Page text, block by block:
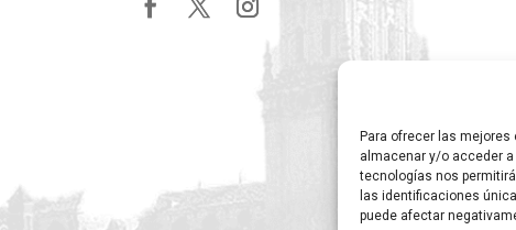
Para ofrecer las
almacenar y/o acceder
tecnologías nos
las identificaciones
puede afectar